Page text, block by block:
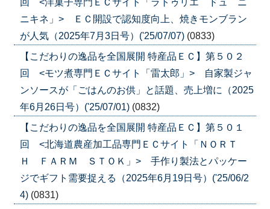
ニキネ」> ＥＣ開設で認知度向上、焼きモンブラン
が人気（2025年7月3日号）('25/07/07) (0833)
【こだわりの逸品を全国展開 特産品ＥＣ】第５０２
回 <モツ煮専門ＥＣサイト「雷太郎」> 自家製ジャ
ンソースが「ごはんのお供」と話題、売上増に（2025
年6月26日号）('25/07/01) (0832)
【こだわりの逸品を全国展開 特産品ＥＣ】第５０１
回 <北海道農産加工品専門ＥＣサイト「ＮＯＲＴ
Ｈ ＦＡＲＭ ＳＴＯＫ」> 手作り製法とパッケー
ジでギフト需要捉える（2025年6月19日号）('25/06/2
4) (0831)